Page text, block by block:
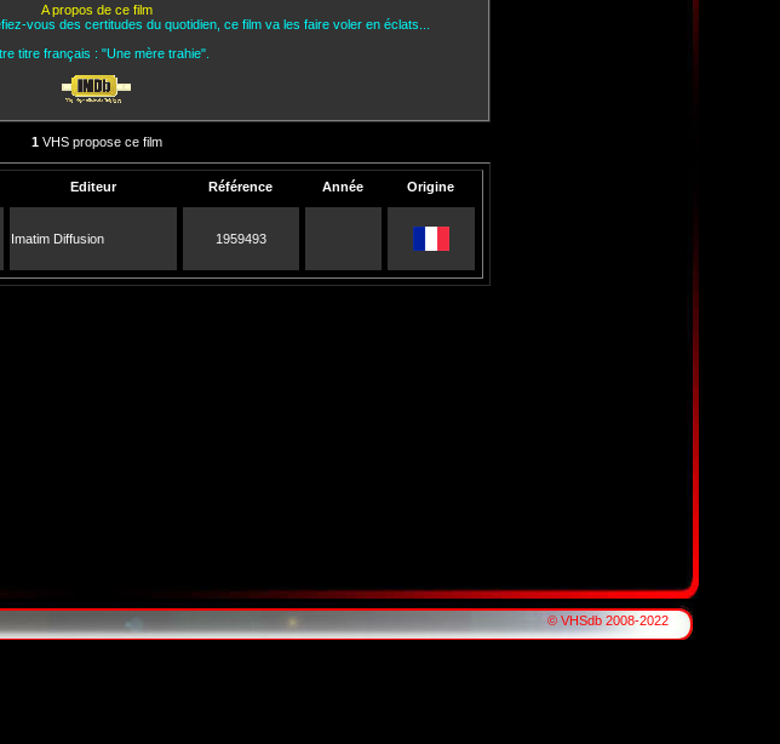
A propos de ce film
vous des certitudes du quotidien, ce film va les faire voler en éclats...
titre français : "Une mère trahie".
1VHS propose ce film
Editeur Référence Année Origine
Imatim Diffusion 1959493
© VHSdb 2008-2022